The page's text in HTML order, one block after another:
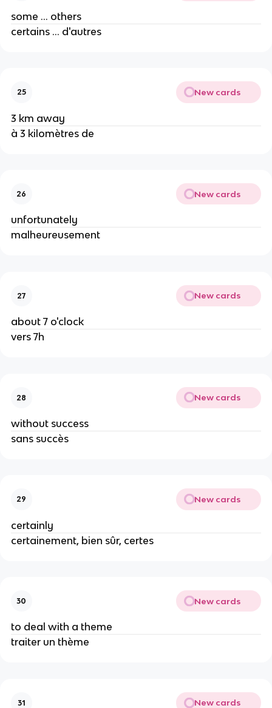
some ... others
certains ... d'autres
25 New cards
3 km away
à 3 kilomètres de
26 New cards
unfortunately
malheureusement
27 New cards
about 7 o'clock
vers 7h
28 New cards
without success
sans succès
29 New cards
certainly
certainement, bien sûr, certes
30 New cards
to deal with a theme
traiter un thème
31 New cards